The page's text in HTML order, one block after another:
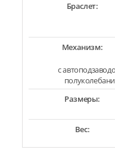
Браслет:
Механизм:
с
Размеры:
Вес: